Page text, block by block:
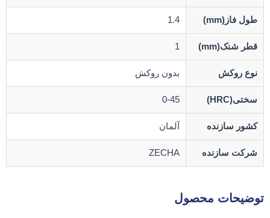
طول فاز(mm) 1.4
قطر شنک(mm) 1
نوع روکش بدون روکش
سختی(HRC) 0-45
کشور سازنده آلمان
شرکت سازنده ZECHA
توضیحات محصول